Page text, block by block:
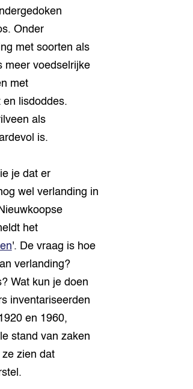
Onder
met soorten als
meer voedselrijke
met
en lisdoddes.
als
is.
je dat er
wel verlanding in
het
'. De vraag is hoe
verlanding?
Wat kun je doen
inventariseerden
en 1960,
stand van zaken
zien dat